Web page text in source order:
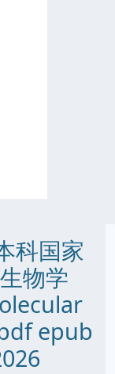
科国家
物学
epub